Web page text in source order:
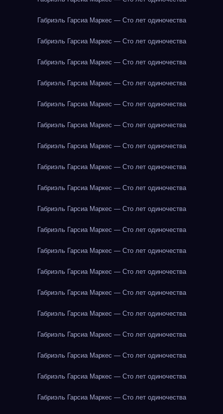
Габриэль Гарсиа Маркес — Сто лет одиночества
Габриэль Гарсиа Маркес — Сто лет одиночества
Габриэль Гарсиа Маркес — Сто лет одиночества
Габриэль Гарсиа Маркес — Сто лет одиночества
Габриэль Гарсиа Маркес — Сто лет одиночества
Габриэль Гарсиа Маркес — Сто лет одиночества
Габриэль Гарсиа Маркес — Сто лет одиночества
Габриэль Гарсиа Маркес — Сто лет одиночества
Габриэль Гарсиа Маркес — Сто лет одиночества
Габриэль Гарсиа Маркес — Сто лет одиночества
Габриэль Гарсиа Маркес — Сто лет одиночества
Габриэль Гарсиа Маркес — Сто лет одиночества
Габриэль Гарсиа Маркес — Сто лет одиночества
Габриэль Гарсиа Маркес — Сто лет одиночества
Габриэль Гарсиа Маркес — Сто лет одиночества
Габриэль Гарсиа Маркес — Сто лет одиночества
Габриэль Гарсиа Маркес — Сто лет одиночества
Габриэль Гарсиа Маркес — Сто лет одиночества
Габриэль Гарсиа Маркес — Сто лет одиночества